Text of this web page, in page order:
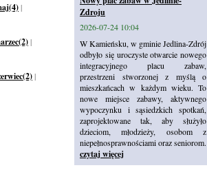
|
|
|
Zdroju
2026-07-24 10:04
W Kamieńsku, w gminie Jedlina-Zdrój
odbyło się uroczyste otwarcie nowego
integracyjnego placu zabaw,
przestrzeni stworzonej z myślą o
mieszkańcach w każdym wieku. To
nowe miejsce zabawy, aktywnego
wypoczynku i sąsiedzkich spotkań,
zaprojektowane tak, aby służyło
dzieciom, młodzieży, osobom z
niepełnosprawnościami oraz seniorom.
czytaj więcej